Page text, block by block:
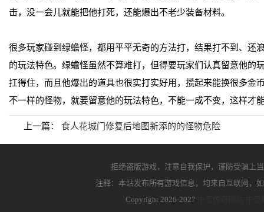
击，没一会儿就能把他打死，还能爆出不老少装备材料。
很多玩家碰到绿蟾怪，都用平平无奇的方法打，结果打不到、还
的玩法特色。绿蟾怪虽然不算难打，但得要玩家们认真留意他的
扛得住，而且他爆出的道具也很实打实好用，攒起来能换很多金
不一样的怪物，就要留意他的玩法特色，不能一成不变，这样才
上一篇： 食人花城门修复后地图新添的的怪物危险
拒绝盗版游戏，注意自我保护，谨防受骗上
注释：本站发布所有游戏信息，均来自互联网，
Copyright 2026-2027